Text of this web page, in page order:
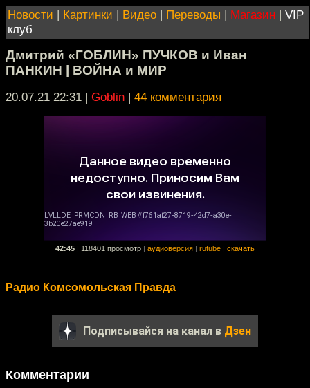
Новости | Картинки | Видео | Переводы | Магазин | VIP
клуб
Дмитрий «ГОБЛИН» ПУЧКОВ и Иван
ПАНКИН | ВОЙНА и МИР
20.07.21 22:31 | Goblin | 44 комментария
42:45 118401 просмотр аудиоверсия rutube скачать
Радио Комсомольская Правда
Подписывайся на канал в Дзен
Комментарии